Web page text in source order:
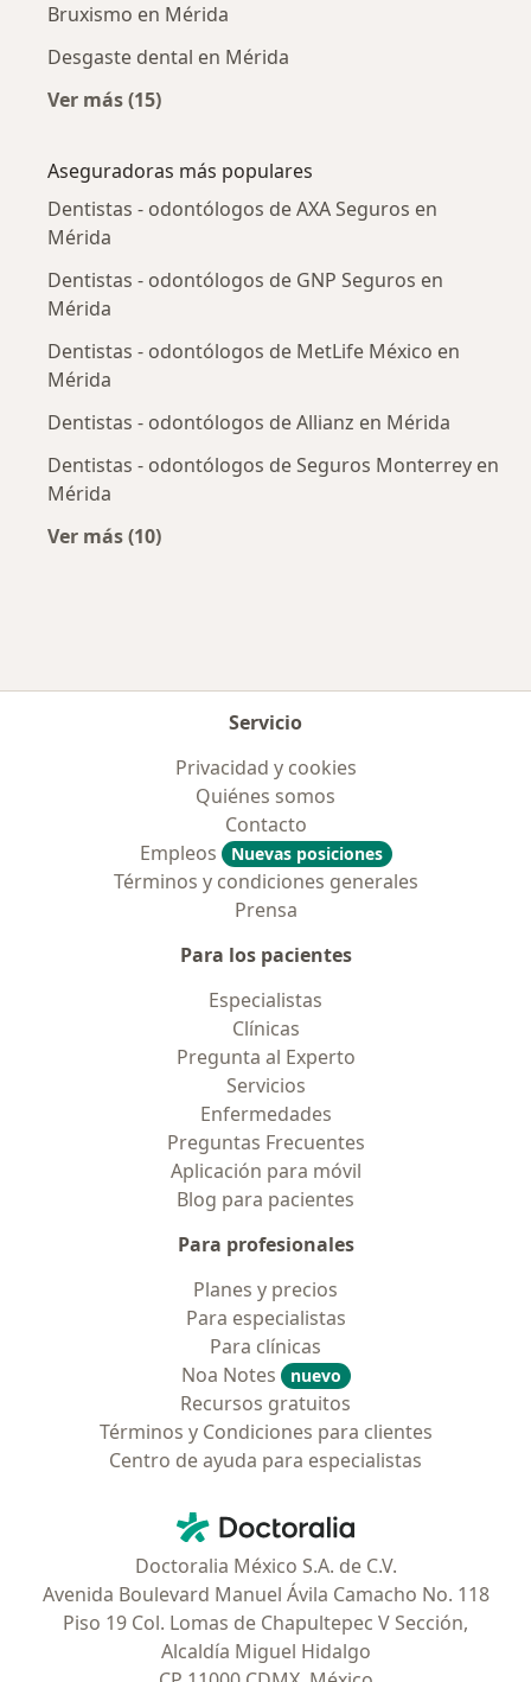
Bruxismo en Mérida
Desgaste dental en Mérida
Ver más (15)
Aseguradoras más populares
Dentistas - odontólogos de AXA Seguros en
Mérida
Dentistas - odontólogos de GNP Seguros en
Mérida
Dentistas - odontólogos de MetLife México en
Mérida
Dentistas - odontólogos de Allianz en Mérida
Dentistas - odontólogos de Seguros Monterrey en
Mérida
Ver más (10)
Servicio
Privacidad y cookies
Quiénes somos
Contacto
Empleos
Nuevas posiciones
Términos y condiciones generales
Prensa
Para los pacientes
Especialistas
Clínicas
Pregunta al Experto
Servicios
Enfermedades
Preguntas Frecuentes
Aplicación para móvil
Blog para pacientes
Para profesionales
Planes y precios
Para especialistas
Para clínicas
Noa Notes
nuevo
Recursos gratuitos
Términos y Condiciones para clientes
Centro de ayuda para especialistas
Doctoralia - Página de inicio
Doctoralia México S.A. de C.V.
Avenida Boulevard Manuel Ávila Camacho No. 118
Piso 19 Col. Lomas de Chapultepec V Sección,
Alcaldía Miguel Hidalgo